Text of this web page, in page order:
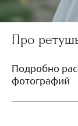
Про
Подробно
фотографий